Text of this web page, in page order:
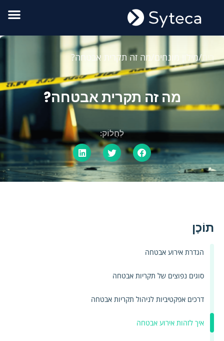
בית /מילון מונחים/מה זה תקרית אבטחה?
מה זה תקרית אבטחה?
לַחֲלוֹק:
תוֹכֶן
הגדרת אירוע אבטחה
סוגים נפוצים של תקריות אבטחה
דרכים אפקטיביות לניהול תקריות אבטחה
איך לזהות אירוע אבטחה